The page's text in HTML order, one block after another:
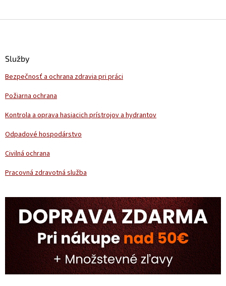
Služby
Bezpečnosť a ochrana zdravia pri práci
Požiarna ochrana
Kontrola a oprava hasiacich prístrojov a hydrantov
Odpadové hospodárstvo
Civilná ochrana
Pracovná zdravotná služba